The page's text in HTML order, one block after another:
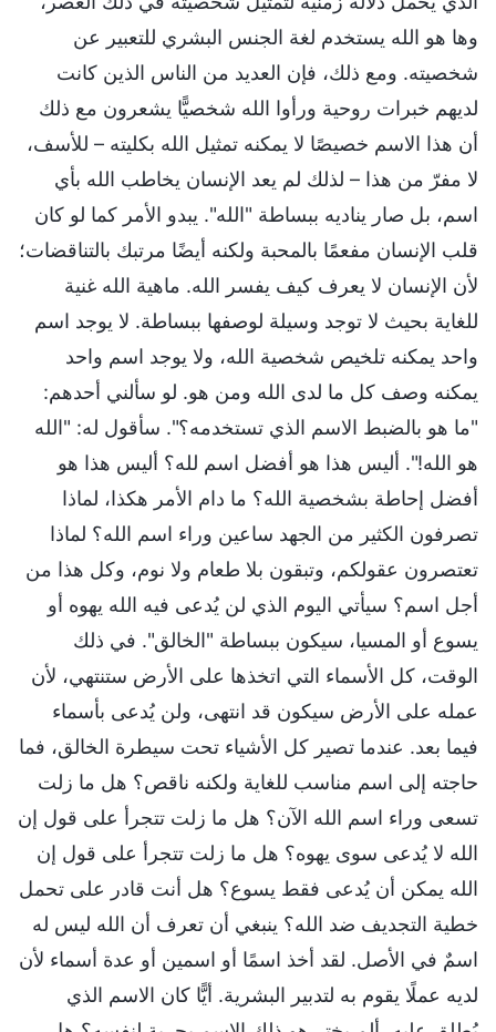
وها هو الله يستخدم لغة الجنس البشري للتعبير عن
شخصيته. ومع ذلك، فإن العديد من الناس الذين كانت
لديهم خبرات روحية ورأوا الله شخصيًّا يشعرون مع ذلك
أن هذا الاسم خصيصًا لا يمكنه تمثيل الله بكليته – للأسف،
لا مفرّ من هذا – لذلك لم يعد الإنسان يخاطب الله بأي
اسم، بل صار يناديه ببساطة "الله". يبدو الأمر كما لو كان
قلب الإنسان مفعمًا بالمحبة ولكنه أيضًا مرتبك بالتناقضات؛
لأن الإنسان لا يعرف كيف يفسر الله. ماهية الله غنية
للغاية بحيث لا توجد وسيلة لوصفها ببساطة. لا يوجد اسم
واحد يمكنه تلخيص شخصية الله، ولا يوجد اسم واحد
يمكنه وصف كل ما لدى الله ومن هو. لو سألني أحدهم:
"ما هو بالضبط الاسم الذي تستخدمه؟". سأقول له: "الله
هو الله!". أليس هذا هو أفضل اسم لله؟ أليس هذا هو
أفضل إحاطة بشخصية الله؟ ما دام الأمر هكذا، لماذا
تصرفون الكثير من الجهد ساعين وراء اسم الله؟ لماذا
تعتصرون عقولكم، وتبقون بلا طعام ولا نوم، وكل هذا من
أجل اسم؟ سيأتي اليوم الذي لن يُدعى فيه الله يهوه أو
يسوع أو المسيا، سيكون ببساطة "الخالق". في ذلك
الوقت، كل الأسماء التي اتخذها على الأرض ستنتهي، لأن
عمله على الأرض سيكون قد انتهى، ولن يُدعى بأسماء
فيما بعد. عندما تصير كل الأشياء تحت سيطرة الخالق، فما
حاجته إلى اسم مناسب للغاية ولكنه ناقص؟ هل ما زلت
تسعى وراء اسم الله الآن؟ هل ما زلت تتجرأ على قول إن
الله لا يُدعى سوى يهوه؟ هل ما زلت تتجرأ على قول إن
الله يمكن أن يُدعى فقط يسوع؟ هل أنت قادر على تحمل
خطية التجديف ضد الله؟ ينبغي أن تعرف أن الله ليس له
اسمٌ في الأصل. لقد أخذ اسمًا أو اسمين أو عدة أسماء لأن
لديه عملًا يقوم به لتدبير البشرية. أيًّا كان الاسم الذي